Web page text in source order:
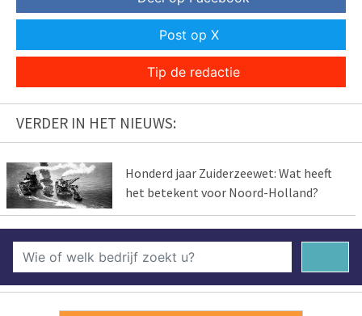
Post op X
Tip de redactie
VERDER IN HET NIEUWS:
Honderd jaar Zuiderzeewet: Wat heeft
het betekent voor Noord-Holland?